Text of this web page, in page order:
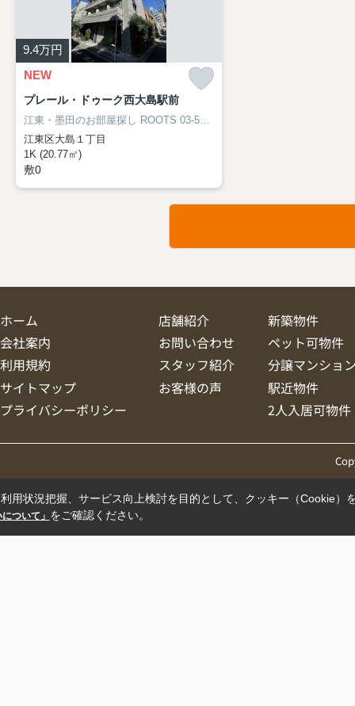
9.4万円
NEW
プレール・ドゥーク西大島駅前
江東・墨田のお部屋探し ROOTS 03-5638-8866
江東区大島１丁目
1K (20.77㎡)
敷0
ホーム 店舗紹介
新築物件
会社案内
お問い合わせ
ペット可物件
利用規約
スタッフ紹介
分譲マンショ
サイトマップ
お客様の声
駅近物件
プライバシーポリシー
2人入居可物件
用状況把握、サービス向上検討を目的として、クッキー（Cookie）
ついて」 をご確認ください。